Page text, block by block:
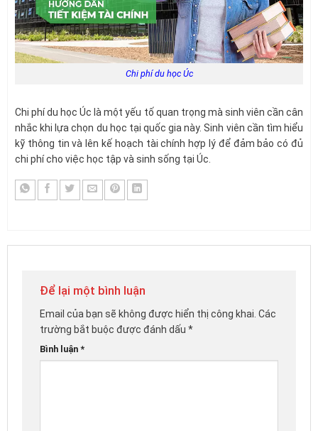
Chi phí du học Úc
Chi phí du học Úc là một yếu tố quan trọng mà sinh viên cần cân
nhắc khi lựa chọn du học tại quốc gia này. Sinh viên cần tìm hiểu
kỹ thông tin và lên kế hoạch tài chính hợp lý để đảm bảo có đủ
chi phí cho việc học tập và sinh sống tại Úc.
Để lại một bình luận
Email của bạn sẽ không được hiển thị công khai. Các
trường bắt buộc được đánh dấu *
Bình luận *